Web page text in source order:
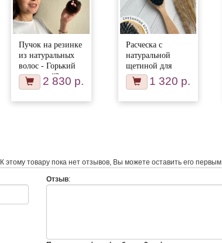
Пучок на резинке
из натуральных
волос - Горький
шоколад #22 830 р.
Расческа с
натуральной
щетиной для
волос 1 320 р.
К этому товару пока нет отзывов, Вы можете оставить его первым
Отзыв: